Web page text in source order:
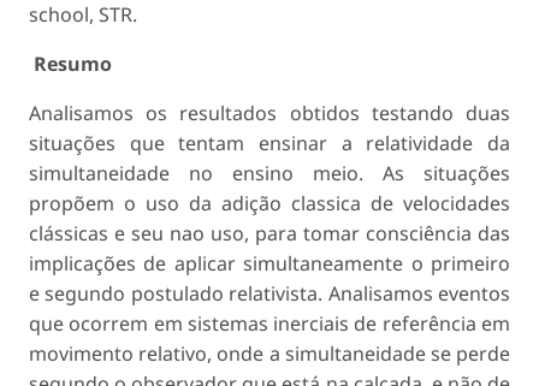
school, STR.
Resumo
Analisamos os resultados obtidos testando duas
situações que tentam ensinar a relatividade da
simultaneidade no ensino meio. As situações
propõem o uso da adição classica de velocidades
clássicas e seu nao uso, para tomar consciência das
implicações de aplicar simultaneamente o primeiro
e segundo postulado relativista. Analisamos eventos
que ocorrem em sistemas inerciais de referência em
movimento relativo, onde a simultaneidade se perde